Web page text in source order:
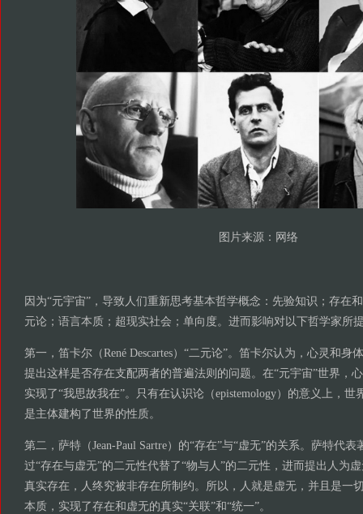
图片来源：网络
因为“元宇宙”，导致人们重新思考基本哲学概念：先验知识；存在
元论；语言本质；超现实社会；单向度。进而影响对以下哲学家所
第一，笛卡尔（René Descartes）“二元论”。笛卡尔认为，心灵和身
提出这样是否存在支配两者的普遍法则的问题。在“元宇宙”世界，
实现了“我思故我在”。只有在认识论（epistemology）的意义上，
是主体建构了世界的性质。
第二，萨特（Jean-Paul Sartre）的“存在”与“虚无”的关系。萨特代
过“存在与虚无”的二元性代替了“物与人”的二元性，进而提出人为
真实存在，人终究被非存在所制约。所以，人就是虚无，并且是一
本质，实现了存在和虚无的真实“关联”和“统一”。